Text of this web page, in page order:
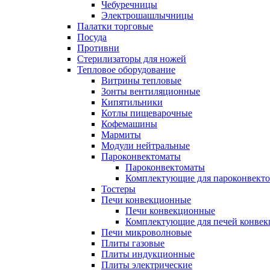
Чебуречницы
Электрошашлычницы
Палатки торговые
Посуда
Противни
Стерилизаторы для ножей
Тепловое оборудование
Витрины тепловые
Зонты вентиляционные
Кипятильники
Котлы пищеварочные
Кофемашины
Мармиты
Модули нейтральные
Пароконвектоматы
Пароконвектоматы
Комплектующие для
Тостеры
Печи конвекционные
Печи конвекционные
Комплектующие для печей
Печи микроволновые
Плиты газовые
Плиты индукционные
Плиты электрические